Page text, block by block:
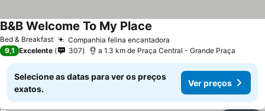
Bed & Breakfast Companhia felina encantadora
B&B Welcome To My Place
9,1 Excelente 307 a 1.3 km de Praça Central - Grande Praça
Selecione as datas para ver os preços
exatos.
Ver preços